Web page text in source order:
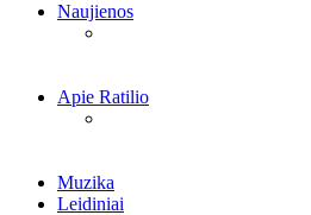
Naujienos
Apie Ratilio
Muzika
Leidiniai